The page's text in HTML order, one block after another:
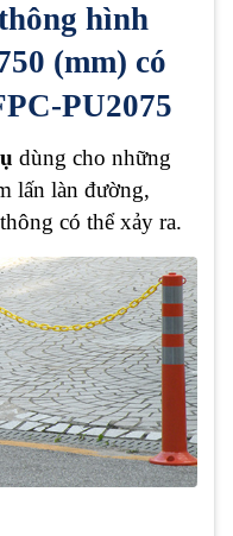
hình
(mm) có
PU2075
dùng cho những
lấn làn đường,
có thể xảy ra.